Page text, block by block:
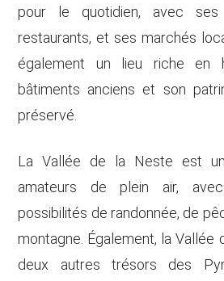
pour le quotidien, avec ses
restaurants, et ses marchés
également un lieu riche en
bâtiments anciens et son
préservé.
La Vallée de la Neste est
amateurs de plein air,
possibilités de randonnée, de
montagne. Également, la Vallée
deux autres trésors des